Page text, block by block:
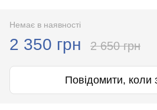
Немає в наявності
2 350 грн 2 650 грн
Повідомити, коли